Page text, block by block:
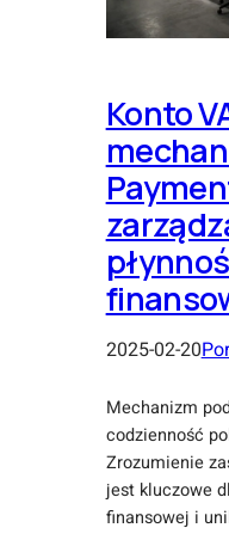
Konto
2025-02-20
Mechanizm
codzienność
Zrozumienie
jest kluczowe
finansowej i